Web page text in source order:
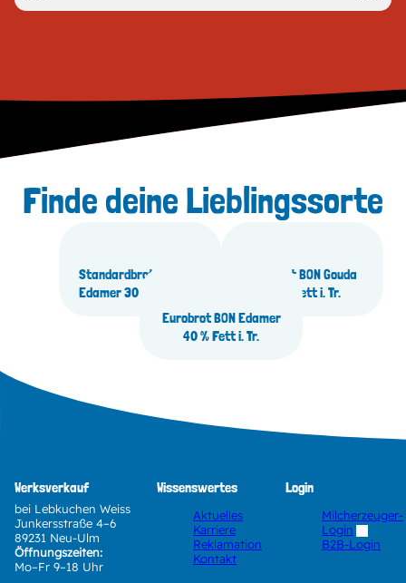
Finde deine Lieblingssorte
Standardbrot Danubia
Edamer 30 % Fett i. Tr.
Eurobrot BON Gouda
30 % Fett i. Tr.
Eurobrot BON Edamer
40 % Fett i. Tr.
Werksverkauf
bei Lebkuchen Weiss
Junkersstraße 4–6
89231 Neu-Ulm
Öffnungszeiten:
Mo–Fr 9–18 Uhr
Wissenswertes
Aktuelles
Karriere
Reklamation
Kontakt
Login
Milcherzeuger-
Login
B2B-Login